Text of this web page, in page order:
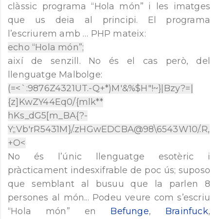
clàssic programa “Hola món” i les imatges
que us deia al principi. El programa
l’escriurem amb … PHP mateix:
echo “Hola món”;
així de senzill. No és el cas però, del
llenguatge Malbolge:
(=<`:9876Z4321UT.-Q+*)M'&%$H"!~}|Bzy?=|
{z]KwZY44Eq0/{mlk**
hKs_dG5[m_BA{?-
Y;;Vb'rR5431M}/.zHGwEDCBA@98\6543W10/.R,
+O<
No és l’únic llenguatge esotèric i
pràcticament indesxifrable de poc ús; suposo
que semblant al busuu que la parlen 8
persones al món... Podeu veure com s’escriu
“Hola món” en Befunge, Brainfuck,